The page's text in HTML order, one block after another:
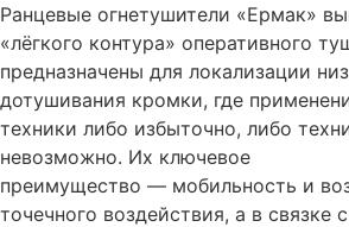
Ранцевые огнетушители «Ермак»
«лёгкого контура» оперативного
предназначены для локализации
дотушивания кромки, где
техники либо избыточно, либо
невозможно. Их ключевое
преимущество — мобильность и
точечного воздействия, а в связке